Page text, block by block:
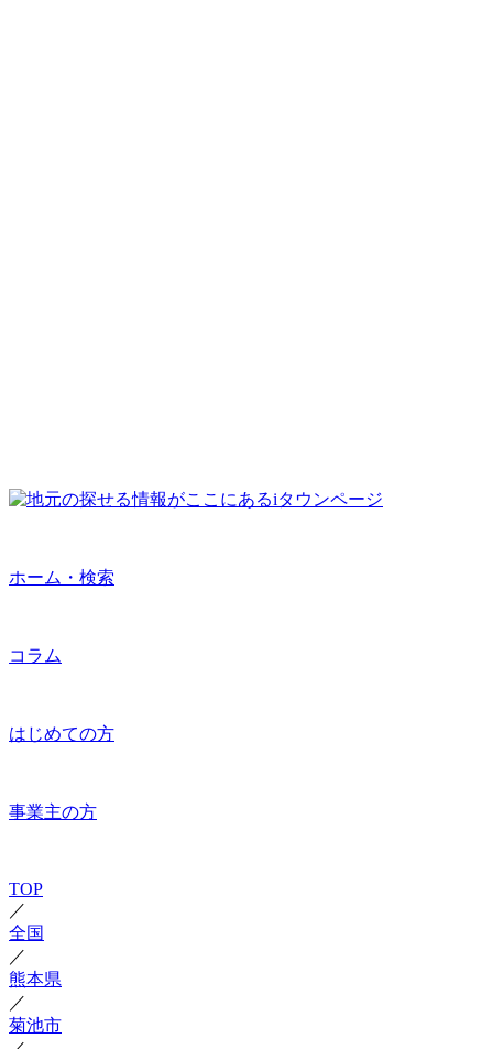
ホーム・検索
コラム
はじめての方
事業主の方
TOP
／
全国
／
熊本県
／
菊池市